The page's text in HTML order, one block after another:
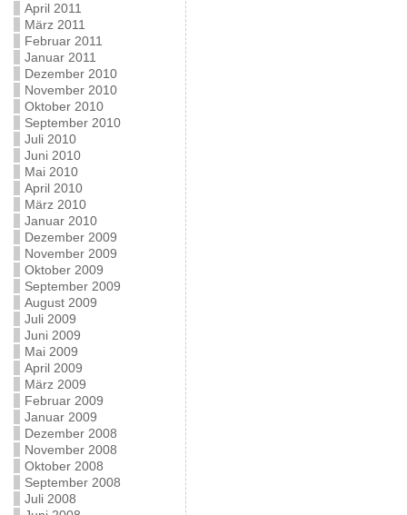
April 2011
März 2011
Februar 2011
Januar 2011
Dezember 2010
November 2010
Oktober 2010
September 2010
Juli 2010
Juni 2010
Mai 2010
April 2010
März 2010
Januar 2010
Dezember 2009
November 2009
Oktober 2009
September 2009
August 2009
Juli 2009
Juni 2009
Mai 2009
April 2009
März 2009
Februar 2009
Januar 2009
Dezember 2008
November 2008
Oktober 2008
September 2008
Juli 2008